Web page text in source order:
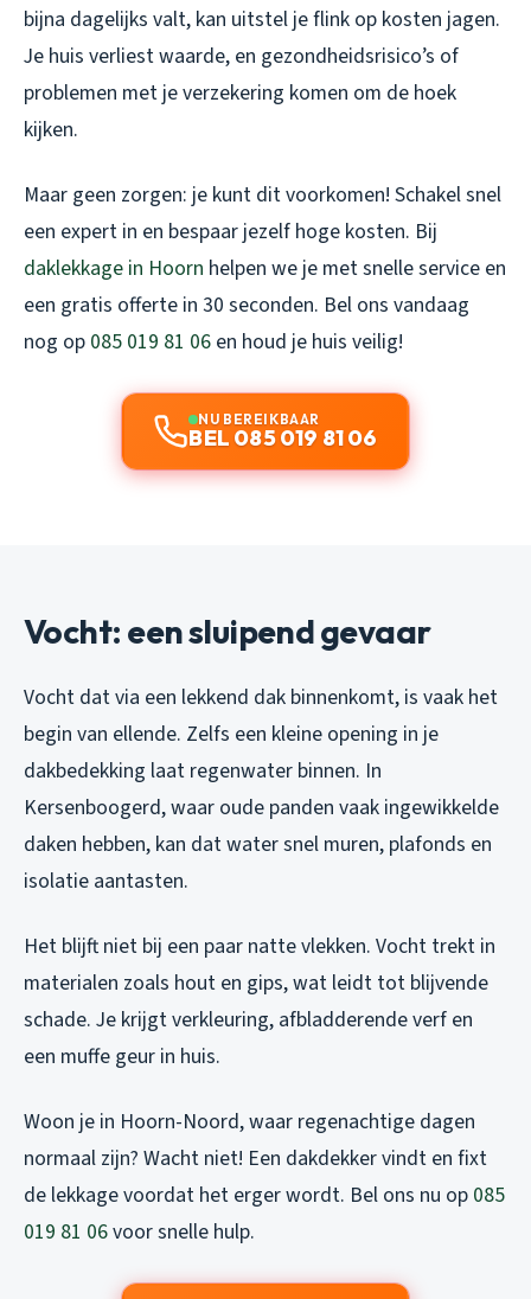
bijna dagelijks valt, kan uitstel je flink op kosten jagen.
Je huis verliest waarde, en gezondheidsrisico’s of
problemen met je verzekering komen om de hoek
kijken.
Maar geen zorgen: je kunt dit voorkomen! Schakel snel
een expert in en bespaar jezelf hoge kosten. Bij
daklekkage in Hoorn helpen we je met snelle service en
een gratis offerte in 30 seconden. Bel ons vandaag
nog op 085 019 81 06 en houd je huis veilig!
NU BEREIKBAAR
BEL 085 019 81 06
Vocht: een sluipend gevaar
Vocht dat via een lekkend dak binnenkomt, is vaak het
begin van ellende. Zelfs een kleine opening in je
dakbedekking laat regenwater binnen. In
Kersenboogerd, waar oude panden vaak ingewikkelde
daken hebben, kan dat water snel muren, plafonds en
isolatie aantasten.
Het blijft niet bij een paar natte vlekken. Vocht trekt in
materialen zoals hout en gips, wat leidt tot blijvende
schade. Je krijgt verkleuring, afbladderende verf en
een muffe geur in huis.
Woon je in Hoorn-Noord, waar regenachtige dagen
normaal zijn? Wacht niet! Een dakdekker vindt en fixt
de lekkage voordat het erger wordt. Bel ons nu op 085
019 81 06voor snelle hulp.